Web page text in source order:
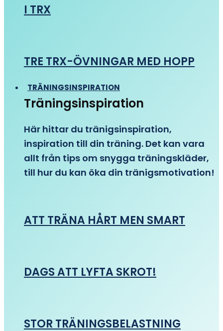
I TRX
TRE TRX-ÖVNINGAR MED HOPP
TRÄNINGSINSPIRATION
Träningsinspiration
Här hittar du tränigsinspiration,
inspiration till din träning. Det kan vara
allt från tips om snygga träningskläder,
till hur du kan öka din tränigsmotivation!
ATT TRÄNA HÅRT MEN SMART
DAGS ATT LYFTA SKROT!
STOR TRÄNINGSBELASTNING